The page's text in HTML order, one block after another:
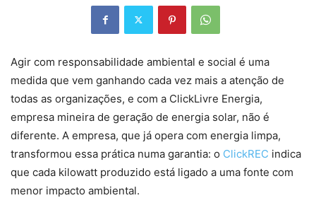
Agir com responsabilidade ambiental e social é uma
medida que vem ganhando cada vez mais a atenção de
todas as organizações, e com a ClickLivre Energia,
empresa mineira de geração de energia solar, não é
diferente. A empresa, que já opera com energia limpa,
transformou essa prática numa garantia: o ClickREC indica
que cada kilowatt produzido está ligado a uma fonte com
menor impacto ambiental.